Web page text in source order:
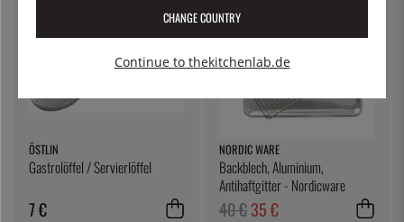
ÖSTLIN
Gastrolöffel / Servierlöffel
7 €
NORDIC WARE
Backblech, Aluminium,
Antihaftgitter - Nordicware
40 €35 €
CHANGE COUNTRY
Continue to thekitchenlab.de